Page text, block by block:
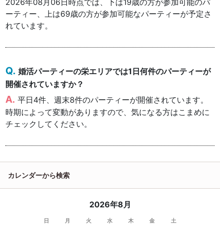
2026年08月06日時点では、下は19歳の方が参加可能のパ
ーティー、上は69歳の方が参加可能なパーティーが予定さ
れています。
婚活パーティーの栄エリアでは1日何件のパーティーが
開催されていますか？
平日4件、週末8件のパーティーが開催されています。
時期によって変動がありますので、気になる方はこまめに
チェックしてください。
カレンダーから検索
2026年8月
日 月 火 水 木 金 土